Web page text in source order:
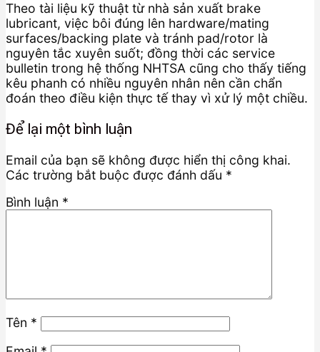
Theo tài liệu kỹ thuật từ nhà sản xuất brake
lubricant, việc bôi đúng lên hardware/mating
surfaces/backing plate và tránh pad/rotor là
nguyên tắc xuyên suốt; đồng thời các service
bulletin trong hệ thống NHTSA cũng cho thấy tiếng
kêu phanh có nhiều nguyên nhân nên cần chẩn
đoán theo điều kiện thực tế thay vì xử lý một chiều.
Để lại một bình luận
Email của bạn sẽ không được hiển thị công khai.
Các trường bắt buộc được đánh dấu *
Bình luận *
Tên *